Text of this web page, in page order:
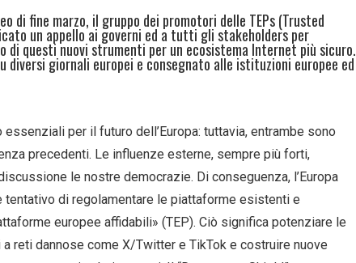
di fine marzo, il gruppo dei promotori delle TEPs (Trusted
un appello ai governi ed a tutti gli stakeholders per
di questi nuovi strumenti per un ecosistema Internet più sicuro.
diversi giornali europei e consegnato alle istituzioni europee ed
per il futuro dell’Europa: tuttavia, entrambe sono
precedenti. Le influenze esterne, sempre più forti,
le nostre democrazie. Di conseguenza, l’Europa
di regolamentare le piattaforme esistenti e
europee affidabili» (TEP). Ciò significa potenziare le
reti dannose come X/Twitter e TikTok e costruire nuove